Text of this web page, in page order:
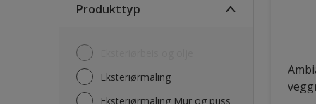
Produkttyp
Eksteriørmaling
Eksteriørmaling Mur og puss